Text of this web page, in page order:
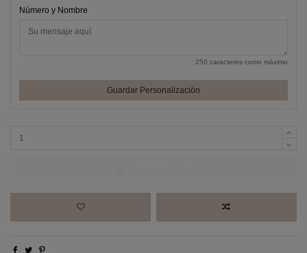
Número y Nombre
250 caracteres como máximo
Guardar Personalización